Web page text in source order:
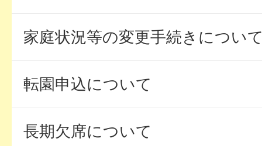
家庭状況等の変更手続きについ
転園申込について
長期欠席について